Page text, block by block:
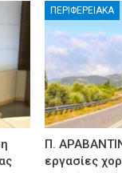
ΠΕΡΙΦΕΡΕΙΑΚΑ
Π.
εργασίες